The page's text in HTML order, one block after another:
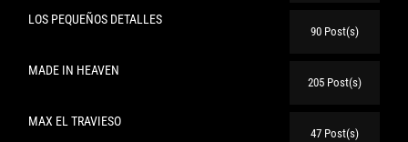
LOS PEQUEÑOS DETALLES
90 Post(s)
MADE IN HEAVEN
205 Post(s)
MAX EL TRAVIESO
47 Post(s)